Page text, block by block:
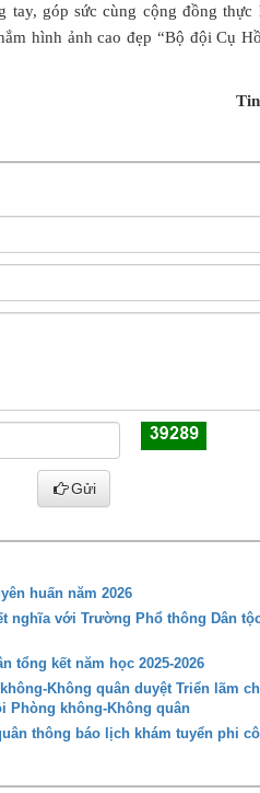
tay, góp sức cùng cộng đồng thực
hình ảnh cao đẹp “Bộ đội Cụ
Gửi
huấn năm 2026
nghĩa với Trường Phổ thông Dân
tổng kết năm học 2025-2026
Không quân duyệt Triển lãm
Phòng không-Không quân
thông báo lịch khám tuyển phi